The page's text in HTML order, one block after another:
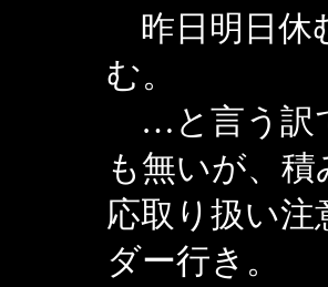
昨日明日休
む。
…と言う訳
も無いが、
応取り扱い
ダー行き。